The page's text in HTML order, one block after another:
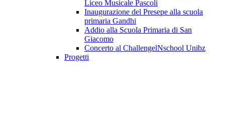
Liceo Musicale Pascoli
Inaugurazione del Presepe alla scuola
primaria Gandhi
Addio alla Scuola Primaria di San
Giacomo
Concerto al ChallengelNschool Unibz
Progetti